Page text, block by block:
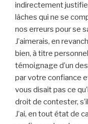
indirectement
lâches qui ne se
nos erreurs pour se
J’aimerais, en
bien, à titre
témoignage d’un
par votre confiance
vous disait pas ce
droit de contester,
J’ai, en tout état de